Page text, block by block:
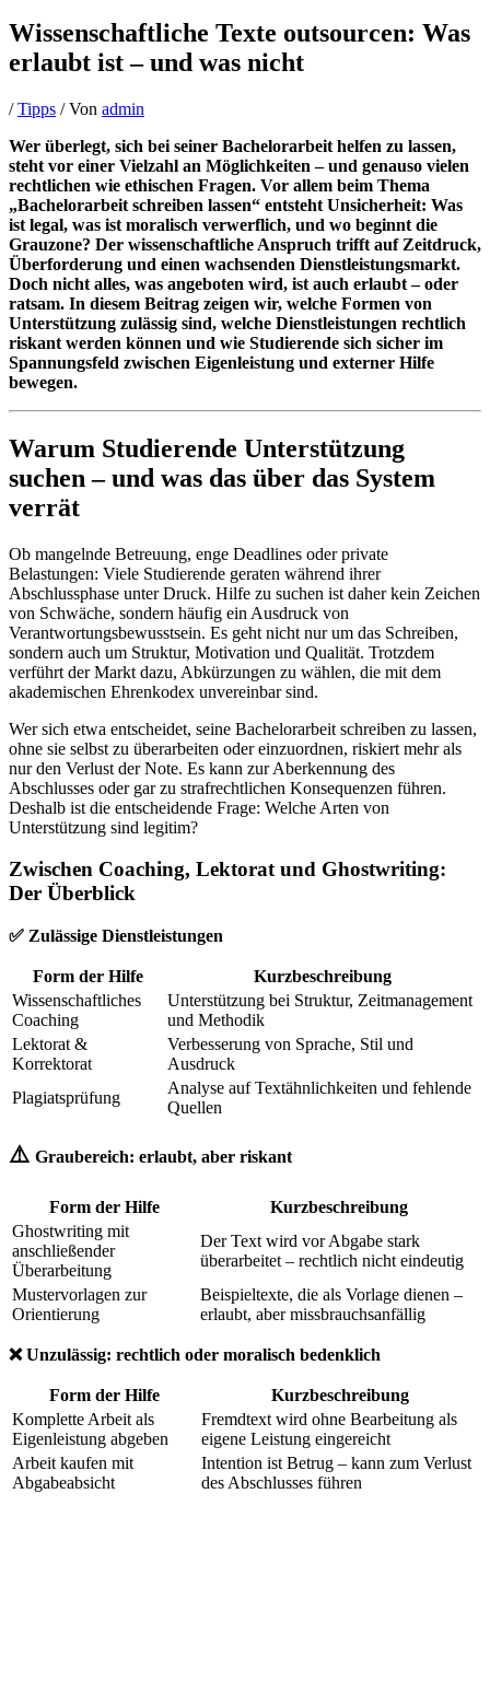
Wissenschaftliche Texte outsourcen: Was
erlaubt ist – und was nicht
/Tipps / Von admin
Wer überlegt, sich bei seiner Bachelorarbeit helfen zu lassen,
steht vor einer Vielzahl an Möglichkeiten – und genauso vielen
rechtlichen wie ethischen Fragen. Vor allem beim Thema
„Bachelorarbeit schreiben lassen“ entsteht Unsicherheit: Was
ist legal, was ist moralisch verwerflich, und wo beginnt die
Grauzone? Der wissenschaftliche Anspruch trifft auf Zeitdruck,
Überforderung und einen wachsenden Dienstleistungsmarkt.
Doch nicht alles, was angeboten wird, ist auch erlaubt – oder
ratsam. In diesem Beitrag zeigen wir, welche Formen von
Unterstützung zulässig sind, welche Dienstleistungen rechtlich
riskant werden können und wie Studierende sich sicher im
Spannungsfeld zwischen Eigenleistung und externer Hilfe
bewegen.
Warum Studierende Unterstützung
suchen – und was das über das System
verrät
Ob mangelnde Betreuung, enge Deadlines oder private
Belastungen: Viele Studierende geraten während ihrer
Abschlussphase unter Druck. Hilfe zu suchen ist daher kein Zeichen
von Schwäche, sondern häufig ein Ausdruck von
Verantwortungsbewusstsein. Es geht nicht nur um das Schreiben,
sondern auch um Struktur, Motivation und Qualität. Trotzdem
verführt der Markt dazu, Abkürzungen zu wählen, die mit dem
akademischen Ehrenkodex unvereinbar sind.
Wer sich etwa entscheidet, seine Bachelorarbeit schreiben zu lassen,
ohne sie selbst zu überarbeiten oder einzuordnen, riskiert mehr als
nur den Verlust der Note. Es kann zur Aberkennung des
Abschlusses oder gar zu strafrechtlichen Konsequenzen führen.
Deshalb ist die entscheidende Frage: Welche Arten von
Unterstützung sind legitim?
Zwischen Coaching, Lektorat und Ghostwriting:
Der Überblick
✅ Zulässige Dienstleistungen
Form der Hilfe
Kurzbeschreibung
Wissenschaftliches
Coaching
Unterstützung bei Struktur, Zeitmanagement
und Methodik
Lektorat &
Korrektorat
Verbesserung von Sprache, Stil und
Ausdruck
Plagiatsprüfung
Analyse auf Textähnlichkeiten und fehlende
Quellen
⚠️ Graubereich: erlaubt, aber riskant
Form der Hilfe
Kurzbeschreibung
Ghostwriting mit
anschließender
Überarbeitung
Der Text wird vor Abgabe stark
überarbeitet – rechtlich nicht eindeutig
Mustervorlagen zur
Orientierung
Beispieltexte, die als Vorlage dienen –
erlaubt, aber missbrauchsanfällig
❌ Unzulässig: rechtlich oder moralisch bedenklich
Form der Hilfe
Kurzbeschreibung
Komplette Arbeit als
Eigenleistung abgeben
Fremdtext wird ohne Bearbeitung als
eigene Leistung eingereicht
Arbeit kaufen mit
Abgabeabsicht
Intention ist Betrug – kann zum Verlust
des Abschlusses führen